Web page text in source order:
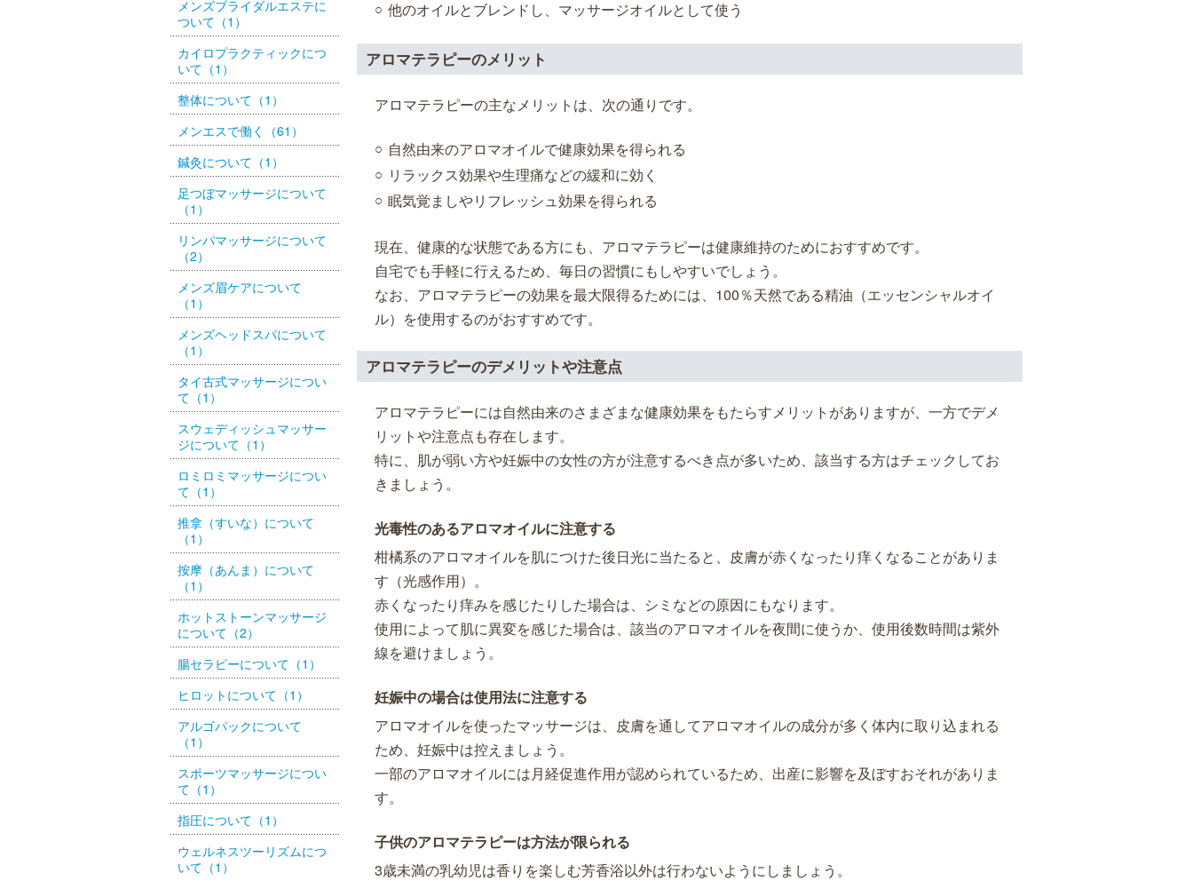
メンズブライダルエステに
ついて（1）
カイロプラクティックにつ
いて（1）
整体について（1）
メンエスで働く（61）
鍼灸について（1）
足つぼマッサージについて
（1）
リンパマッサージについて
（2）
メンズ眉ケアについて
（1）
メンズヘッドスパについて
（1）
タイ古式マッサージについ
て（1）
スウェディッシュマッサー
ジについて（1）
ロミロミマッサージについ
て（1）
推拿（すいな）について
（1）
按摩（あんま）について
（1）
ホットストーンマッサージ
について（2）
腸セラピーについて（1）
ヒロットについて（1）
アルゴパックについて
（1）
スポーツマッサージについ
て（1）
指圧について（1）
ウェルネスツーリズムにつ
いて（1）
他のオイルとブレンドし、マッサージオイルとして使う
アロマテラピーのメリット
アロマテラピーの主なメリットは、次の通りです。
自然由来のアロマオイルで健康効果を得られる
リラックス効果や生理痛などの緩和に効く
眠気覚ましやリフレッシュ効果を得られる
現在、健康的な状態である方にも、アロマテラピーは健康維持のためにおすすめです。
自宅でも手軽に行えるため、毎日の習慣にもしやすいでしょう。
なお、アロマテラピーの効果を最大限得るためには、100％天然である精油（エッセンシャルオイ
ル）を使用するのがおすすめです。
アロマテラピーのデメリットや注意点
アロマテラピーには自然由来のさまざまな健康効果をもたらすメリットがありますが、一方でデメ
リットや注意点も存在します。
特に、肌が弱い方や妊娠中の女性の方が注意するべき点が多いため、該当する方はチェックしてお
きましょう。
光毒性のあるアロマオイルに注意する
柑橘系のアロマオイルを肌につけた後日光に当たると、皮膚が赤くなったり痒くなることがありま
す（光感作用）。
赤くなったり痒みを感じたりした場合は、シミなどの原因にもなります。
使用によって肌に異変を感じた場合は、該当のアロマオイルを夜間に使うか、使用後数時間は紫外
線を避けましょう。
妊娠中の場合は使用法に注意する
アロマオイルを使ったマッサージは、皮膚を通してアロマオイルの成分が多く体内に取り込まれる
ため、妊娠中は控えましょう。
一部のアロマオイルには月経促進作用が認められているため、出産に影響を及ぼすおそれがありま
す。
子供のアロマテラピーは方法が限られる
3歳未満の乳幼児は香りを楽しむ芳香浴以外は行わないようにしましょう。